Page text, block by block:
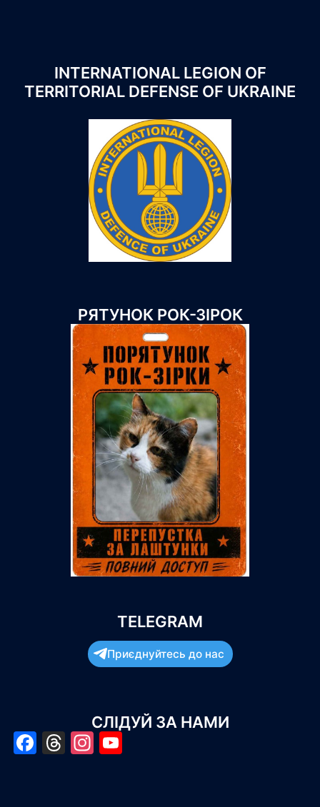
INTERNATIONAL LEGION OF
TERRITORIAL DEFENSE OF UKRAINE
РЯТУНОК РОК-ЗІРОК
TELEGRAM
Приєднуйтесь до нас
СЛІДУЙ ЗА НАМИ
Facebook
Threads
Instagram